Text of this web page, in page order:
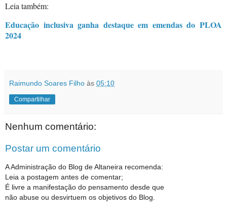
Leia também:
Educação inclusiva ganha destaque em emendas do PLOA
2024
Raimundo Soares Filho às 05:10
Compartilhar
Nenhum comentário:
Postar um comentário
A Administração do Blog de Altaneira recomenda:
Leia a postagem antes de comentar;
É livre a manifestação do pensamento desde que
não abuse ou desvirtuem os objetivos do Blog.